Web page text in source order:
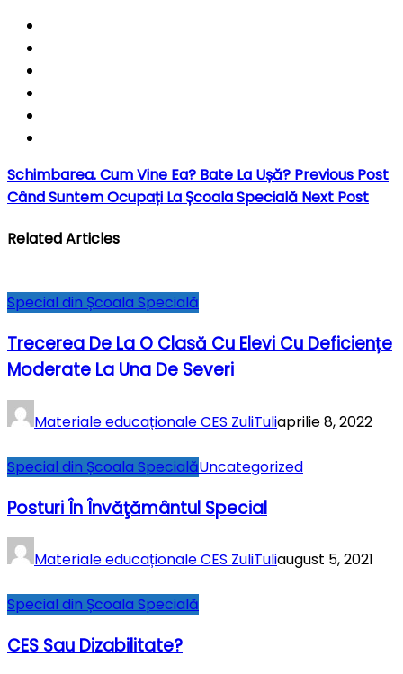
Schimbarea. Cum Vine Ea? Bate La Ușă? Previous Post
Când Suntem Ocupați La Școala Specială Next Post
Related Articles
Special din Școala Specială
Trecerea De La O Clasă Cu Elevi Cu Deficiențe
Moderate La Una De Severi
Materiale educaționale CES ZuliTuliaprilie 8, 2022
Special din Școala SpecialăUncategorized
Posturi În Învăţământul Special
Materiale educaționale CES ZuliTuliaugust 5, 2021
Special din Școala Specială
CES Sau Dizabilitate?